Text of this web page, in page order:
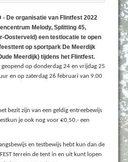
- De organisatie van Flintfest 2022
Melody, Splitting 45,
Oosterveld) een testlocatie te open
op sportpark De Meerdijk
Meerdijk) tijdens het Flintfest.
op donderdag 24 en vrijdag 25
en op zaterdag 26 februari van 9.00
bezit zijn van een geldig entreebewijs
je ook nog voor €0,50,- een
en testbewijs hebt kun dan de
terrein de tent in en uit kunt lopen